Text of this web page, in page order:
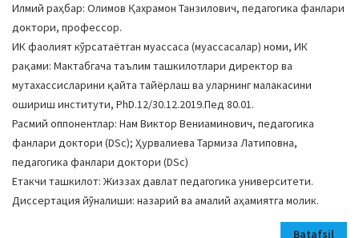
Илмий раҳбар: Олимов Қахрамон Танзилович, педагогика фанлари
доктори, профессор.
ИК фаолият кўрсатаётган муассаса (муассасалар) номи, ИК
рақами: Мактабгача таълим ташкилотлари директор ва
мутахассисларини қайта тайёрлаш ва уларнинг малакасини
ошириш институти, PhD.12/30.12.2019.Пед 80.01.
Расмий оппонентлар: Нам Виктор Вениаминович, педагогика
фанлари доктори (DSc); Ҳурвалиева Тармиза Латиповна,
педагогика фанлари доктори (DSc)
Етакчи ташкилот: Жиззах давлат педагогика университети.
Диссертация йўналиши: назарий ва амалий аҳамиятга молик.
Batafsil